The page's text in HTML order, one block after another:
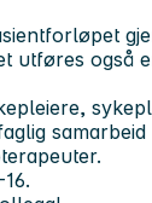
utføres også